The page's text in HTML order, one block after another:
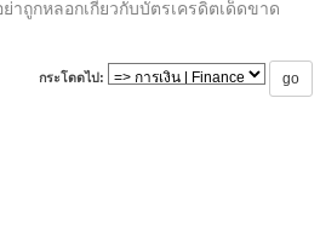
ย่าถูกหลอกเกี่ยวกับบัตรเครดิตเด็ดขาด
กระโดดไป: